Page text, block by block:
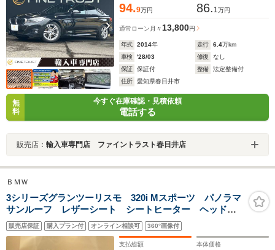
94.9万円 86. 1万円
通常ローン 月々 13,800円
年式 2014年 走行 6.4万km
車検
'28/03 修復
なし
保証
保証付 整備
法定整備付
住所
愛知県春日井市
無
料
今すぐ在庫確認・見積依頼
電話する
販売店： 輸入車専門店 ファイントラスト春日井店
ＢＭＷ
3シリーズグランツーリスモ 320i Mスポーツ パノラマ
サンルーフ レザーシート シートヒーター ヘッドア
ップディスプレイ 純正ナビ Bluetooth ハーマンカー
ドン ブラックレザーシート Aクルーズコントロール
前後ドラレコ コンパートメントパッケージ
販売店保証 購入プラン付 オンライン相談可 360°画像付
支払総額 本体価格